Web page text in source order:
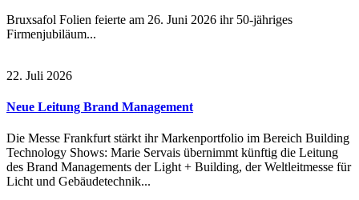
Bruxsafol Folien feierte am 26. Juni 2026 ihr 50-jähriges
Firmenjubiläum...
22. Juli 2026
Neue Leitung Brand Management
Die Messe Frankfurt stärkt ihr Markenportfolio im Bereich Building
Technology Shows: Marie Servais übernimmt künftig die Leitung
des Brand Managements der Light + Building, der Weltleitmesse für
Licht und Gebäudetechnik...